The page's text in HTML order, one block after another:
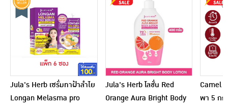
Jula's Herb เซรั่มทาฝ้าลำไย
Longan Melasma pro
Jula's Herb โลชั่น Red
Orange Aura Bright Body
Camel
พา 5 กก